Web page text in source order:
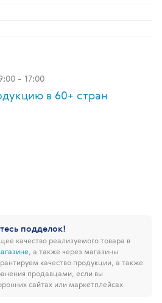
- 17:00
в 60+ стран
подделок!
качество реализуемого товара в
, а также через магазины
качество продукции, а также
продавцами, если вы
сайтах или маркетплейсах.